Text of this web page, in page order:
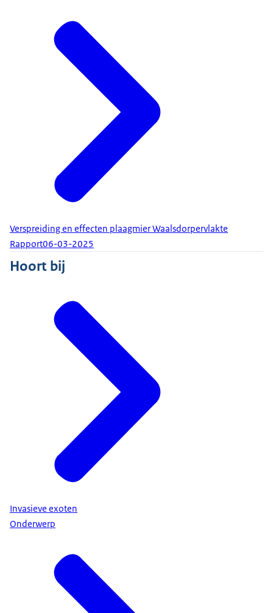
Verspreiding en effecten plaagmier Waalsdorpervlakte
Rapport06-03-2025
Hoort bij
Invasieve exoten
Onderwerp